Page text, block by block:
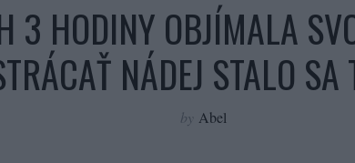
3 HODINY OBJÍMALA
NÁDEJ STALO SA
by Abel